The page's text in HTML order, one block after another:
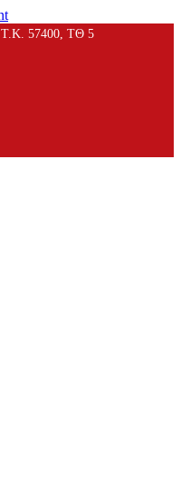
Τ.Κ. 57400, ΤΘ 5